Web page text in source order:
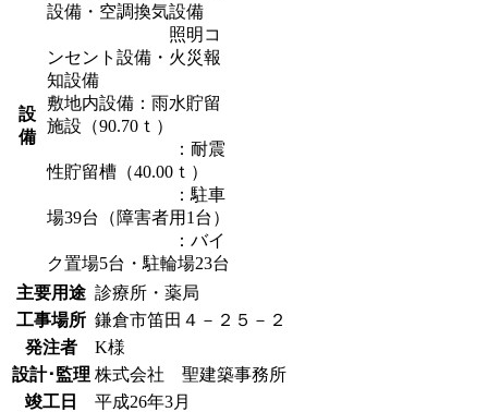
設
備
設備・空調換気設備
照明コ
ンセント設備・火災報
知設備
敷地内設備：雨水貯留
施設（90.70ｔ）
：耐震
性貯留槽（40.00ｔ）
：駐車
場39台（障害者用1台）
：バイ
ク置場5台・駐輪場23台
主要用途 診療所・薬局
工事場所 鎌倉市笛田４－２５－２
発注者
K様
設計･監理 株式会社 聖建築事務所
竣工日
平成26年3月